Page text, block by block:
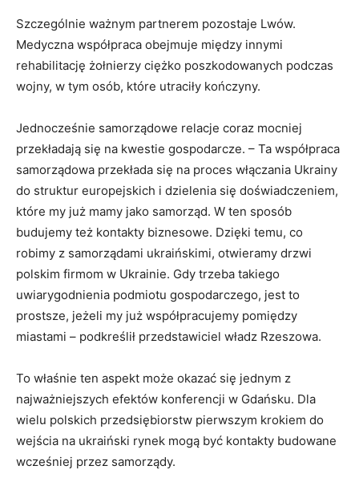
Szczególnie ważnym partnerem pozostaje Lwów.
Medyczna współpraca obejmuje między innymi
rehabilitację żołnierzy ciężko poszkodowanych podczas
wojny, w tym osób, które utraciły kończyny.
Jednocześnie samorządowe relacje coraz mocniej
przekładają się na kwestie gospodarcze. – Ta współpraca
samorządowa przekłada się na proces włączania Ukrainy
do struktur europejskich i dzielenia się doświadczeniem,
które my już mamy jako samorząd. W ten sposób
budujemy też kontakty biznesowe. Dzięki temu, co
robimy z samorządami ukraińskimi, otwieramy drzwi
polskim firmom w Ukrainie. Gdy trzeba takiego
uwiarygodnienia podmiotu gospodarczego, jest to
prostsze, jeżeli my już współpracujemy pomiędzy
miastami – podkreślił przedstawiciel władz Rzeszowa.
To właśnie ten aspekt może okazać się jednym z
najważniejszych efektów konferencji w Gdańsku. Dla
wielu polskich przedsiębiorstw pierwszym krokiem do
wejścia na ukraiński rynek mogą być kontakty budowane
wcześniej przez samorządy.